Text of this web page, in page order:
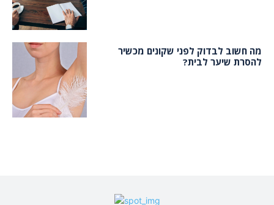
מה חשוב לבדוק לפני שקונים מכשיר
להסרת שיער לבית?